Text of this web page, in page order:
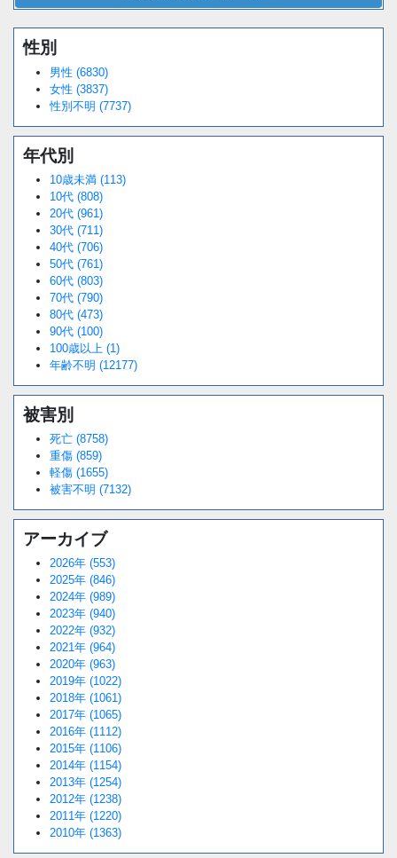
性別
男性 (6830)
女性 (3837)
性別不明 (7737)
年代別
10歳未満 (113)
10代 (808)
20代 (961)
30代 (711)
40代 (706)
50代 (761)
60代 (803)
70代 (790)
80代 (473)
90代 (100)
100歳以上 (1)
年齢不明 (12177)
被害別
死亡 (8758)
重傷 (859)
軽傷 (1655)
被害不明 (7132)
アーカイブ
2026年 (553)
2025年 (846)
2024年 (989)
2023年 (940)
2022年 (932)
2021年 (964)
2020年 (963)
2019年 (1022)
2018年 (1061)
2017年 (1065)
2016年 (1112)
2015年 (1106)
2014年 (1154)
2013年 (1254)
2012年 (1238)
2011年 (1220)
2010年 (1363)